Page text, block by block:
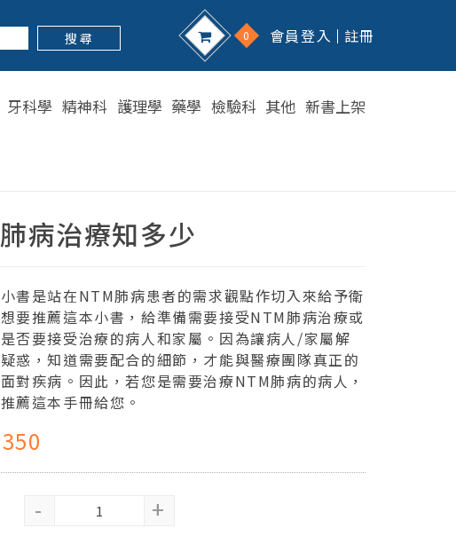
搜 尋 0 會員登入 註冊
牙科學 精神科 護理學 藥學 檢驗科 其他 新書上架
病治療知多少
書是站在NTM肺病患者的需求觀點作切入來給予衛
要推薦這本小書，給準備需要接受NTM肺病治療或
否要接受治療的病人和家屬。因為讓病人/家屬解
惑，知道需要配合的細節，才能與醫療團隊真正的
對疾病。因此，若您是需要治療NTM肺病的病人，
薦這本手冊給您。
- +